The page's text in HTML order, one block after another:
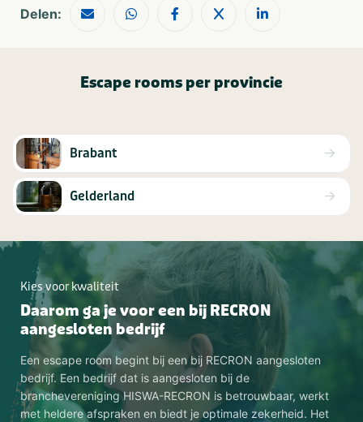
Delen:
Escape rooms per provincie
Brabant
Gelderland
Kies voor kwaliteit
Daarom ga je voor een bij RECRON
aangesloten bedrijf
Een escape room begint bij een bij RECRON aangesloten
bedrijf. Een bedrijf dat is aangesloten bij de
branchevereniging HISWA-RECRON is betrouwbaar, werkt
met heldere afspraken en biedt je optimale zekerheid. Het